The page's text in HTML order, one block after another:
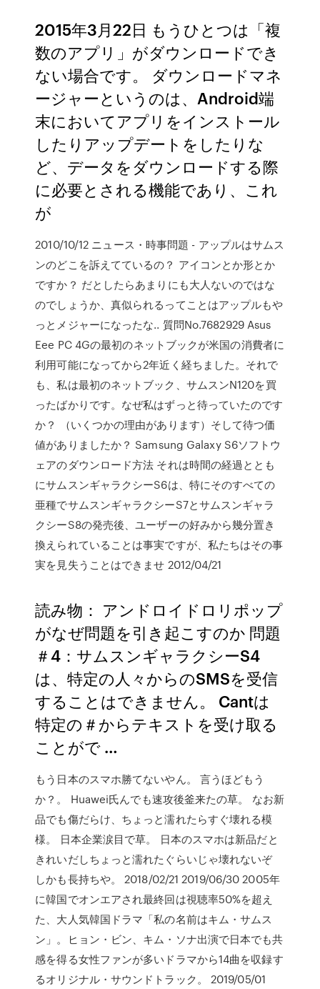
2015年3月22日 もうひとつは「複
数のアプリ」がダウンロードでき
ない場合です。 ダウンロードマネ
ージャーというのは、Android端
末においてアプリをインストール
したりアップデートをしたりな
ど、データをダウンロードする際
に必要とされる機能であり、これ
が
2010/10/12 ニュース・時事問題 - アップルはサムス
ンのどこを訴えてているの？ アイコンとか形とか
ですか？ だとしたらあまりにも大人ないのではな
のでしょうか、真似られるってことはアップルもや
っとメジャーになったな.. 質問No.7682929 Asus
Eee PC 4Gの最初のネットブックが米国の消費者に
利用可能になってから2年近く経ちました。それで
も、私は最初のネットブック、サムスンN120を買
ったばかりです。なぜ私はずっと待っていたのです
か？ （いくつかの理由があります）そして待つ価
値がありましたか？ Samsung Galaxy S6ソフトウ
ェアのダウンロード方法 それは時間の経過ととも
にサムスンギャラクシーS6は、特にそのすべての
亜種でサムスンギャラクシーS7とサムスンギャラ
クシーS8の発売後、ユーザーの好みから幾分置き
換えられていることは事実ですが、私たちはその事
実を見失うことはできませ 2012/04/21
読み物： アンドロイドロリポップ
がなぜ問題を引き起こすのか 問題
＃4：サムスンギャラクシーS4
は、特定の人々からのSMSを受信
することはできません。 Cantは
特定の＃からテキストを受け取る
ことがで …
もう日本のスマホ勝てないやん。 言うほどもう
か？。 Huawei氏んでも速攻後釜来たの草。 なお新
品でも傷だらけ、ちょっと濡れたらすぐ壊れる模
様。 日本企業涙目で草。 日本のスマホは新品だと
きれいだしちょっと濡れたぐらいじゃ壊れないぞ
しかも長持ちや。 2018/02/21 2019/06/30 2005年
に韓国でオンエアされ最終回は視聴率50%を超え
た、大人気韓国ドラマ「私の名前はキム・サムス
ン」。ヒョン・ビン、キム・ソナ出演で日本でも共
感を得る女性ファンが多いドラマから14曲を収録す
るオリジナル・サウンドトラック。 2019/05/01